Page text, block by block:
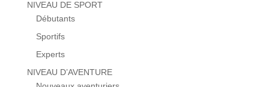
NIVEAU DE SPORT
Débutants
Sportifs
Experts
NIVEAU D’AVENTURE